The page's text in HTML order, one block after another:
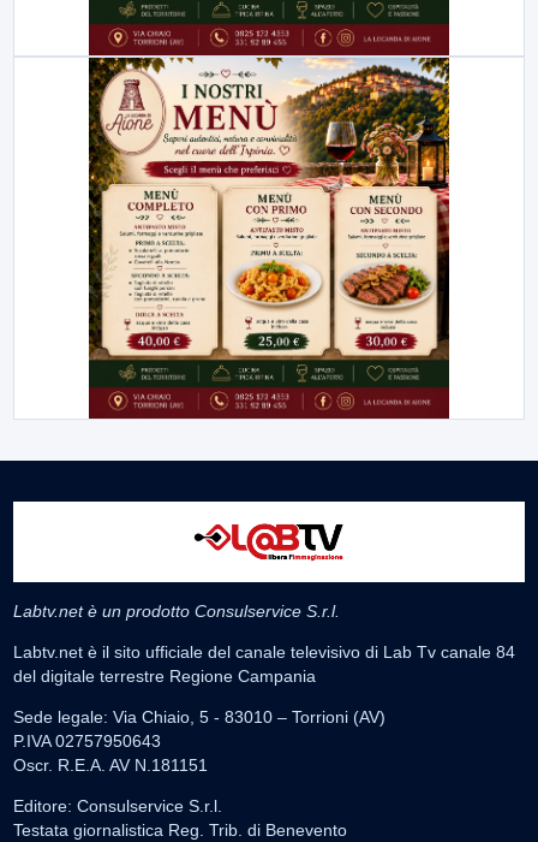
Labtv.net è un prodotto Consulservice S.r.l.
Labtv.net è il sito ufficiale del canale televisivo di Lab Tv canale 84
del digitale terrestre Regione Campania
Sede legale: Via Chiaio, 5 - 83010 – Torrioni (AV)
P.IVA 02757950643
Oscr. R.E.A. AV N.181151
Editore: Consulservice S.r.l.
Testata giornalistica Reg. Trib. di Benevento